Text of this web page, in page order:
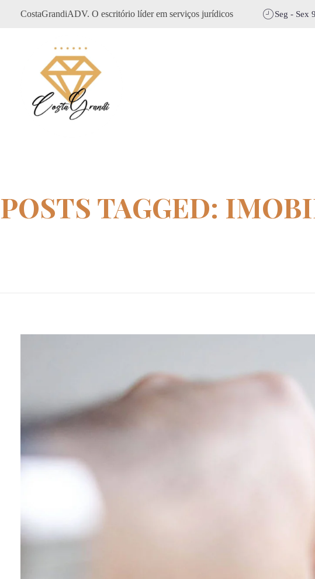
CostaGrandiADV. O escritório líder em serviços jurídicos Seg - Sex
POSTS TAGGED: